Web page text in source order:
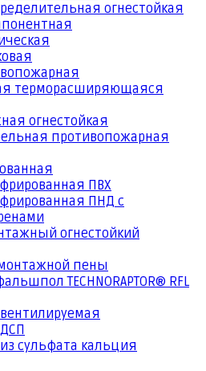
огнестойкая
терморасширяющаяся
огнестойкая
противопожарная
ПВХ
ПНД с
огнестойкий
пены
TECHNORAPTOR® RFL
сульфата кальция